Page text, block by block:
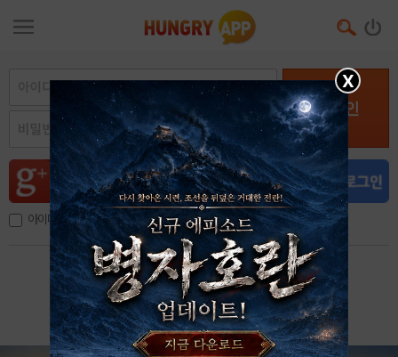
로그인
아이디, 이메일 저장
아이디 / 비밀번호 찾기 회원가입
X